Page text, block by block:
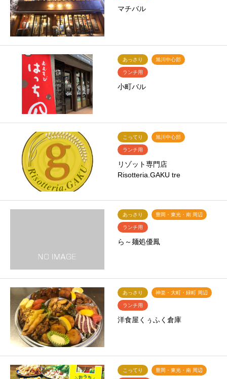
マチバル
あっさり 旭川中心部
ランチ用
小町バル
こってり 旭川中心部
ランチ用
リゾット専門店
Risotteria.GAKU tre
あっさり 豊岡・東光・南 周辺
ランチ用
ら～麺処優鳳
あっさり 神楽・大町・緑町 周辺
ランチ用
洋食屋くぅふく倉庫
こってり 豊岡・東光・南 周辺